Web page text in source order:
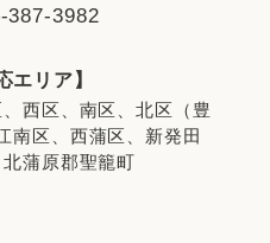
387-3982
エリア】
西区、南区、北区（豊
南区、西蒲区、新発田
蒲原郡聖籠町